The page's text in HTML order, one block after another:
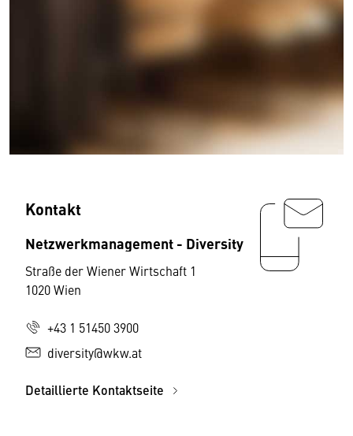
Kontakt
Netzwerkmanagement - Diversity
Straße der Wiener Wirtschaft 1
1020 Wien
+43 1 51450 3900
diversity@wkw.at
Detaillierte Kontaktseite